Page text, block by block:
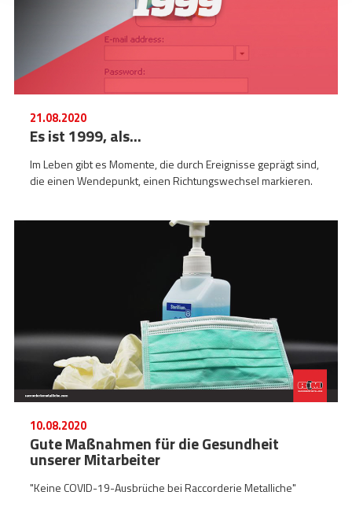
21.08.2020
Es ist 1999, als...
Im Leben gibt es Momente, die durch Ereignisse geprägt sind,
die einen Wendepunkt, einen Richtungswechsel markieren.
10.08.2020
Gute Maßnahmen für die Gesundheit
unserer Mitarbeiter
"Keine COVID-19-Ausbrüche bei Raccorderie Metalliche"